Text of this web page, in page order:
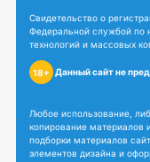
Свидетельство о
Федеральной службой по
технологий и массовых
18+ Данный сайт не
Любое использование,
копирование материалов
подборки материалов
элементов дизайна и